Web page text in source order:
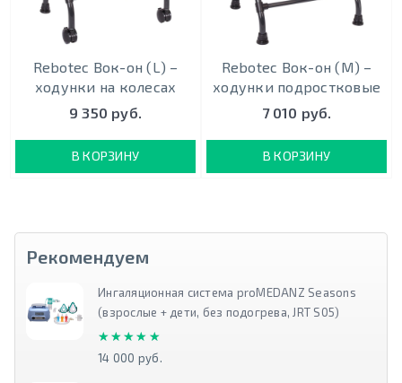
Rebotec Вок-он (L) –
ходунки на колесах
9 350 руб.
В КОРЗИНУ
Rebotec Вок-он (M) –
ходунки подростковые
7 010 руб.
В КОРЗИНУ
Рекомендуем
Ингаляционная система proMEDANZ Seasons
(взрослые + дети, без подогрева, JRT S05)
★★★★★
★★★★★
14 000 руб.